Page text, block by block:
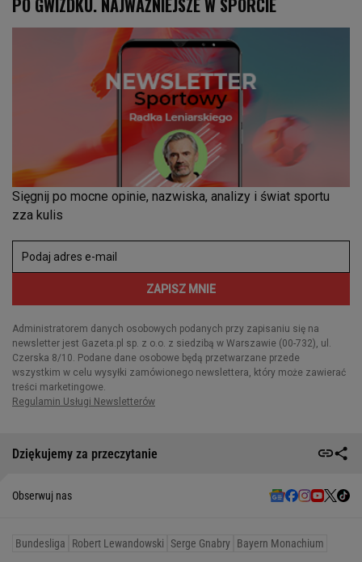
Dziękujemy za przeczytanie
Obserwuj nas
Bundesliga Robert Lewandowski Serge Gnabry Bayern Monachium